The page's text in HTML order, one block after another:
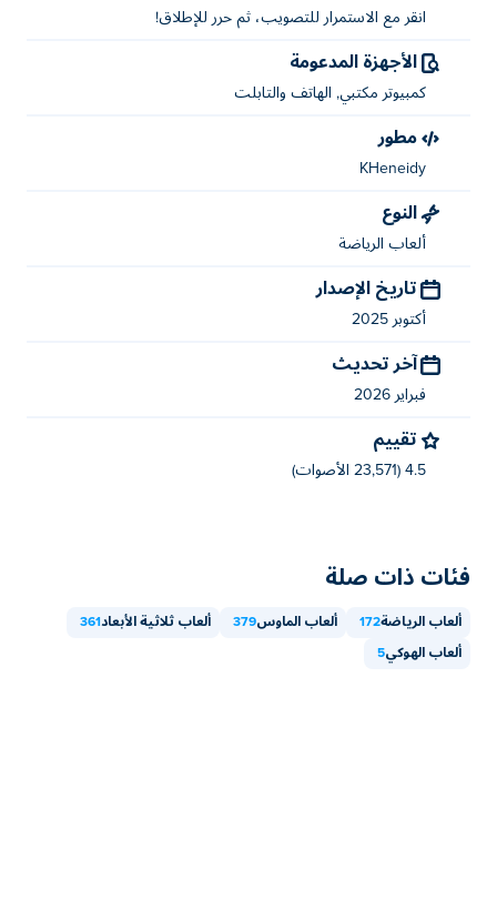
هوكي تاكا من ابتكار KHeneidy. هذه أول مباراة لهم على Poki!
كيف يمكنني لعب هوكي تاكا مجانًا؟
يمكنك لعب Hockey Taka مجانًا على Poki.
هل يمكنني لعب هوكي تاكا على الأجهزة
المحمولة وسطح المكتب؟
يمكن لعب هوكي تاكا على جهاز الكمبيوتر الخاص بك والأجهزة
المحمولة مثل الهواتف والأجهزة اللوحية.
انقر مع الاستمرار للتصويب، ثم حرر للإطلاق!
الأجهزة المدعومة
كمبيوتر مكتبي, الهاتف والتابلت
مطور
KHeneidy
النوع
ألعاب الرياضة
تاريخ الإصدار
أكتوبر 2025
آخر تحديث
فبراير 2026
تقييم
4.5 (23,571 الأصوات)
فئات ذات صلة
ألعاب الرياضة172 ألعاب الماوس379 ألعاب ثلاثية الأبعاد361
ألعاب الهوكي5